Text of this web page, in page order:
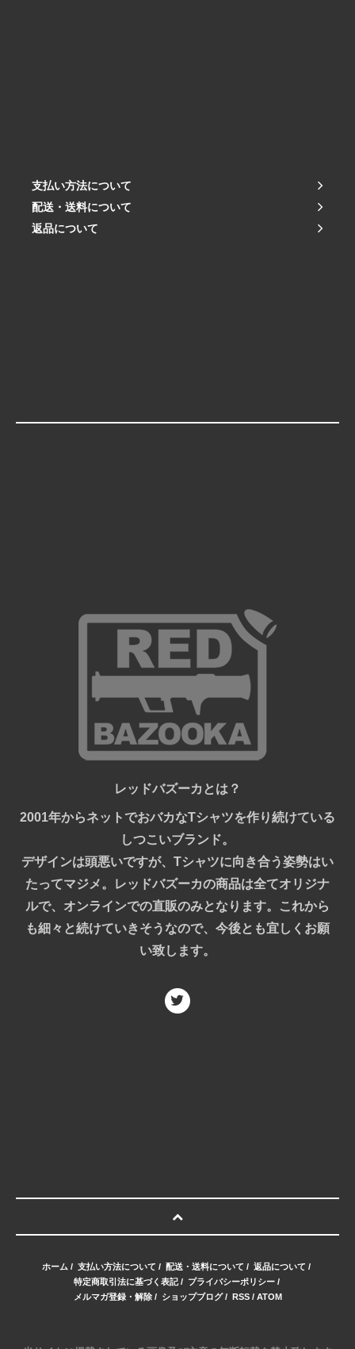
支払い方法について
配送・送料について
返品について
レッドバズーカとは？
2001年からネットでおバカなTシャツを作り続けている
しつこいブランド。
デザインは頭悪いですが、Tシャツに向き合う姿勢はい
たってマジメ。レッドバズーカの商品は全てオリジナ
ルで、オンラインでの直販のみとなります。これから
も細々と続けていきそうなので、今後とも宜しくお願
い致します。
ホーム / 支払い方法について / 配送・送料について / 返品について /
特定商取引法に基づく表記/ プライバシーポリシー/
メルマガ登録・解除/ ショップブログ/ RSS/ ATOM